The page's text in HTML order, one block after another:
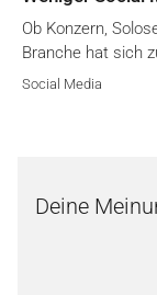
Ob Konzern,
Branche hat sich
Social Media
Deine